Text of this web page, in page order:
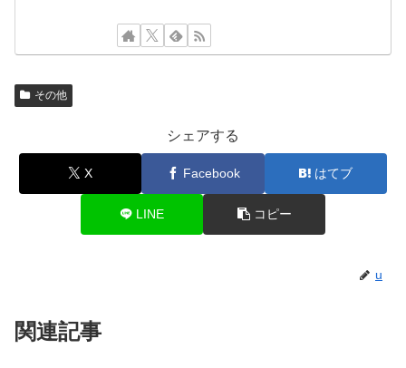
その他
シェアする
X Facebook はてブ
LINE コピー
u
関連記事